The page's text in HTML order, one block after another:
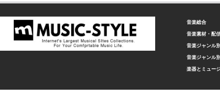
音楽総合
音楽素材・配
音楽ジャンル
音楽ジャンル
楽器とミュー